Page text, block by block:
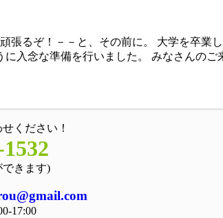
るぞ！－－と、その前に。 大学を卒業
入念な準備を行いました。 みなさんのご
ください！
きます)
17:00